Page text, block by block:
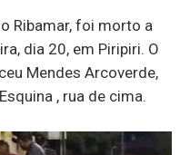
Ribamar, foi morto a
dia 20, em Piripiri. O
Mendes Arcoverde,
, rua de cima.